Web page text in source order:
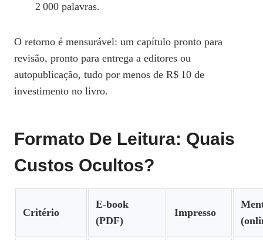
2 000 palavras.
O retorno é mensurável: um capítulo pronto para
revisão, pronto para entrega a editores ou
autopublicação, tudo por menos de R$ 10 de
investimento no livro.
Formato De Leitura: Quais
Custos Ocultos?
Critério
E‑book
(PDF)
Impresso